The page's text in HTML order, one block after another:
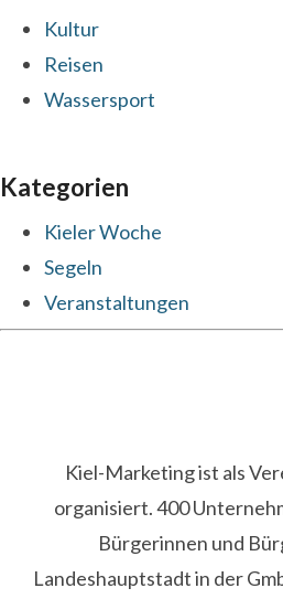
Kultur
Reisen
Wassersport
Kategorien
Kieler Woche
Segeln
Veranstaltungen
Kiel-Marketing ist als
organisiert. 400
Bürgerinnen und
Landeshauptstadt in der